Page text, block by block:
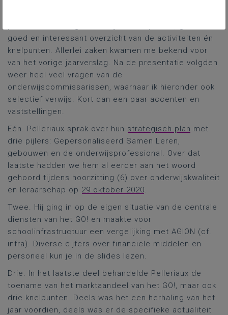
goed en interessant overzicht van de activiteiten én
knelpunten. Allerlei zaken kwamen me bekend voor
van het vorige jaarverslag. Na de presentatie volgden
weer heel veel vragen van de
onderwijscommissarissen, waarnaar ik hieronder ook
selectief verwijs. Kort dan een paar accenten en
vaststellingen.
Eén. Pelleriaux sprak over hun strategisch plan met
drie pijlers: Gepersonaliseerd Samen Leren,
gebouwen en de onderwijsprofessional. Over dat
laatste hadden we hem al eerder aan het woord
gehoord tijdens hoorzitting (6) over onderwijskwaliteit
en leraarschap op 29 oktober 2020.
Twee. Hij ging in op de eigen situatie van de centrale
diensten van het GO! en maakte voor
schoolinfrastructuur een vergelijking met AGION (cf.
infra). Diverse cijfers over financiële middelen en
personeel kun je in de slides lezen.
Drie. In het laatste deel behandelde Pelleriaux de
toename van het marktaandeel van het GO!, maar ook
drie knelpunten. Deels was het een herhaling van het
jaar voordien, deels was er de specifieke actualiteit